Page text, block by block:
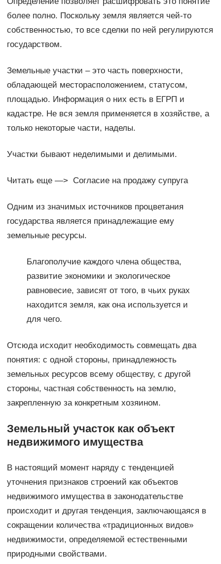
более полно. Поскольку земля является чей-то
собственностью, то все сделки по ней регулируются
государством.
Земельные участки – это часть поверхности,
обладающей месторасположением, статусом,
площадью. Информация о них есть в ЕГРП и
кадастре. Не вся земля применяется в хозяйстве, а
только некоторые части, наделы.
Участки бывают неделимыми и делимыми.
Читать еще —> Согласие на продажу супруга
Одним из значимых источников процветания
государства является принадлежащие ему
земельные ресурсы.
Благополучие каждого члена общества,
развитие экономики и экологическое
равновесие, зависят от того, в чьих руках
находится земля, как она используется и
для чего.
Отсюда исходит необходимость совмещать два
понятия: с одной стороны, принадлежность
земельных ресурсов всему обществу, с другой
стороны, частная собственность на землю,
закрепленную за конкретным хозяином.
Земельный участок как объект
недвижимого имущества
В настоящий момент наряду с тенденцией
уточнения признаков строений как объектов
недвижимого имущества в законодательстве
происходит и другая тенденция, заключающаяся в
сокращении количества «традиционных видов»
недвижимости, определяемой естественными
природными свойствами.